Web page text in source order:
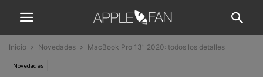
Inicio Novedades MacBook Pro 13” 2020: todos los detalles
Novedades